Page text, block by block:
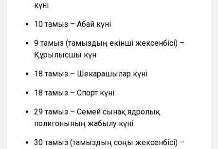
күні
10 тамыз – Абай күні
9 тамыз (тамыздың екінші жексенбісі) –
Құрылысшы күн
18 тамыз – Шекарашылар күні
18 тамыз – Спорт күні
29 тамыз – Семей сынақ ядролық
полигонының жабылу күні
30 тамыз (тамыздың соңғы жексенбісі) –